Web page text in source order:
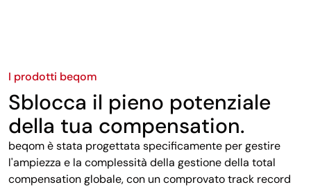
I prodotti beqom
Sblocca il pieno potenziale
della tua compensation.
beqom è stata progettata specificamente per gestire
l'ampiezza e la complessità della gestione della total
compensation globale, con un comprovato track record